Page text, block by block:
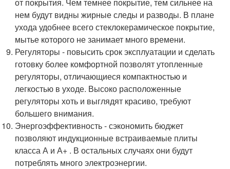
нем будут видны жирные следы и разводы. В плане
ухода удобнее всего стеклокерамическое покрытие,
мытье которого не занимает много времени.
Регуляторы - повысить срок эксплуатации и сделать
готовку более комфортной позволят утопленные
регуляторы, отличающиеся компактностью и
легкостью в уходе. Высоко расположенные
регуляторы хоть и выглядят красиво, требуют
большего внимания.
Энергоэффективность - сэкономить бюджет
позволяют индукционные встраиваемые плиты
класса А и А+ . В остальных случаях они будут
потреблять много электроэнергии.